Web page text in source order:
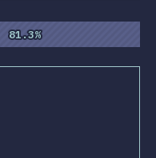
81.3%
81.3%